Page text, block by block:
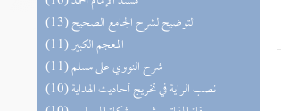
(13) التوضيح لشرح الجامع الصحيح
(11) المعجم الكبير
(11) شرح النووي على مسلم
(10) نصب الراية في تخريج أحاديث الهداية